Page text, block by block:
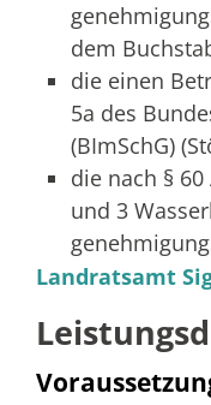
dem
die einen
5a des
(BImSchG)
die nach §
und 3
Landratsamt